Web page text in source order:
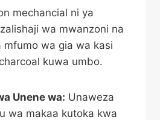
mechancial ni ya
wa mwanzoni na
mfumo wa gia wa kasi
kuwa umbo.
Unene wa: Unaweza
wa makaa kutoka kwa